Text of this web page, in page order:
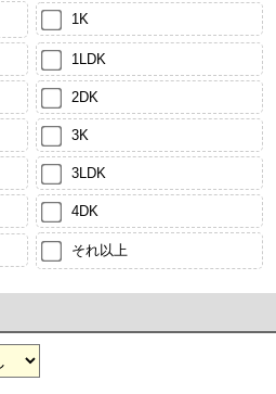
1K
1LDK
2DK
3K
3LDK
4DK
それ以上